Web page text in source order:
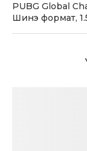
PUBG Global
Шинэ формат,